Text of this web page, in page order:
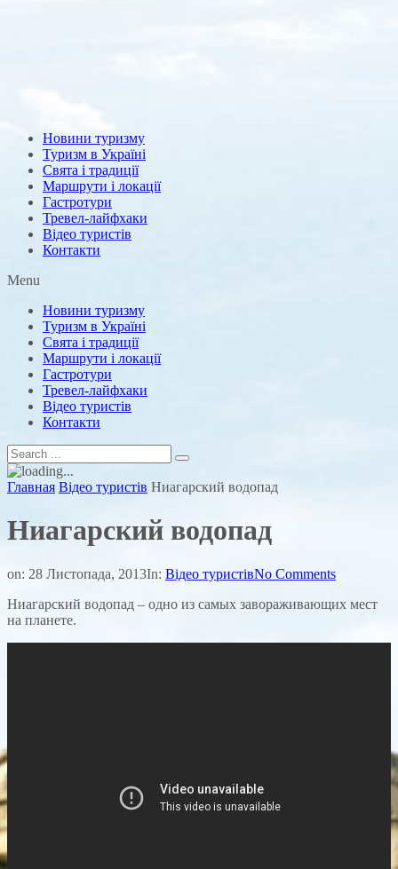
Новини туризму
Туризм в Україні
Свята і традиції
Маршрути і локації
Гастротури
Тревел-лайфхаки
Відео туристів
Контакти
Menu
Новини туризму
Туризм в Україні
Свята і традиції
Маршрути і локації
Гастротури
Тревел-лайфхаки
Відео туристів
Контакти
Главная Відео туристів Ниагарский водопад
Ниагарский водопад
on: 28 Листопада, 2013In: Відео туристівNo Comments
Ниагарский водопад – одно из самых завораживающих мест
на планете.